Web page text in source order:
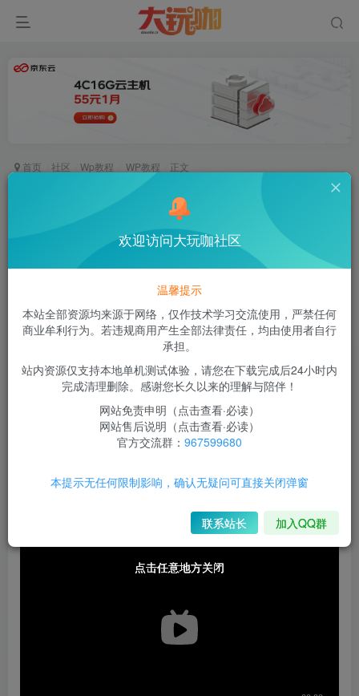
首页 社区 Wp教程 WP教程 正文
1panel面板安装RiPro主题 安装swoole_loader扩
2年前更新 87次阅读
关注 私信
1panel面板安装RiPro主题 安装swoole_loader扩展
src=”
http://192.168.0.132:8080/ui/chat/6d0fe1e75ebe771a”
style=”width: 100%; height: 100%;”
allow=”microphone”>
点击任意地方关闭
点击任意地方关闭
点击任意地方关闭
欢迎访问大玩咖社区
温馨提示
本站全部资源均来源于网络，仅作技术学习交流使用，严禁任何
商业牟利行为。若违规商用产生全部法律责任，均由使用者自行
承担。
站内资源仅支持本地单机测试体验，请您在下载完成后24小时内
完成清理删除。感谢您长久以来的理解与陪伴！
网站免责申明（点击查看·必读）
网站售后说明（点击查看·必读）
官方交流群： 967599680
本提示无任何限制影响，确认无疑问可直接关闭弹窗
联系站长 加入QQ群